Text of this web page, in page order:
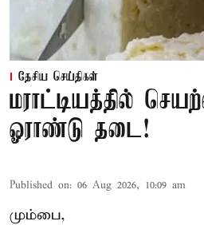
தேசிய செய்திகள்
மராட்டியத்தில்
ஓராண்டு தடை!
Published on: 06 Aug 2026, 10:09 am
மும்பை,